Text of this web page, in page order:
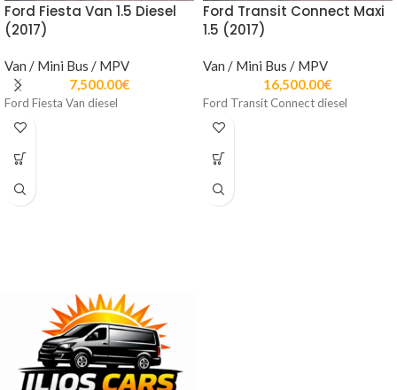
Ford Fiesta Van 1.5 Diesel
(2017)
Van / Mini Bus / MPV
7,500.00€
Ford Fiesta Van diesel
Ford Transit Connect Maxi
1.5 (2017)
Van / Mini Bus / MPV
16,500.00€
Ford Transit Connect diesel